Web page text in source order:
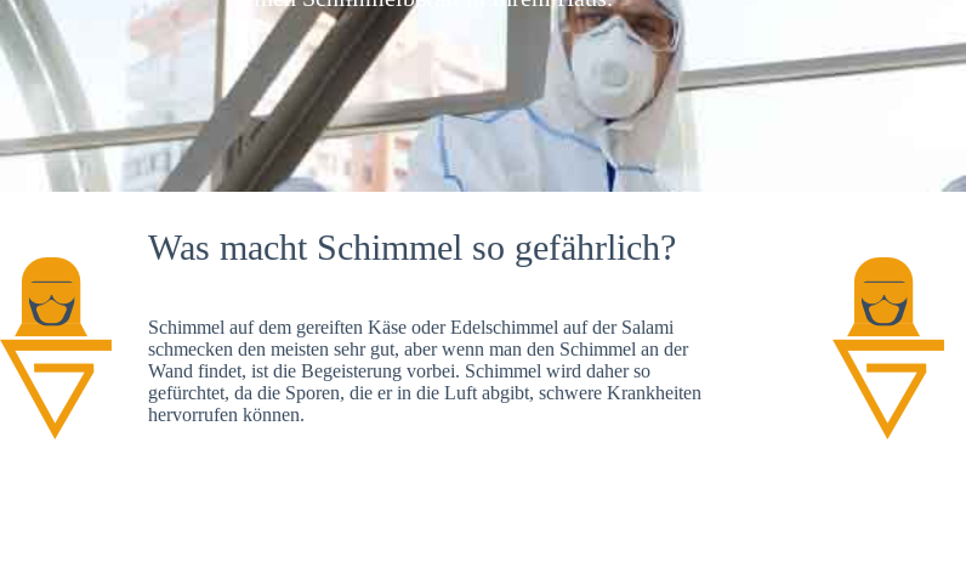
Was macht Schimmel so gefährlich?
Schimmel auf dem gereiften Käse oder Edelschimmel auf der Salami
schmecken den meisten sehr gut, aber wenn man den Schimmel an der
Wand findet, ist die Begeisterung vorbei. Schimmel wird daher so
gefürchtet, da die Sporen, die er in die Luft abgibt, schwere Krankheiten
hervorrufen können.